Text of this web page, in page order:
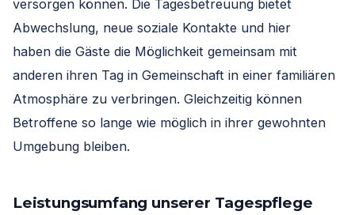
versorgen können. Die Tagesbetreuung bietet
Abwechslung, neue soziale Kontakte und hier
haben die Gäste die Möglichkeit gemeinsam mit
anderen ihren Tag in Gemeinschaft in einer familiären
Atmosphäre zu verbringen. Gleichzeitig können
Betroffene so lange wie möglich in ihrer gewohnten
Umgebung bleiben.
Leistungsumfang unserer Tagespflege